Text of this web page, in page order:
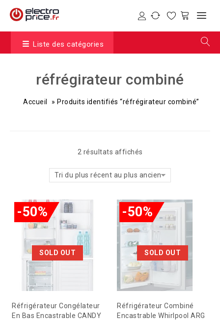
Liste des catégories
réfrégirateur combiné
Accueil » Produits identifiés “réfrégirateur combiné”
2 résultats affichés
Tri du plus récent au plus ancien
SOLD OUT
-50%
Réfrigérateur Congélateur
En Bas Encastrable CANDY
SOLD OUT
-50%
Réfrigérateur Combiné
Encastrable Whirlpool ARG